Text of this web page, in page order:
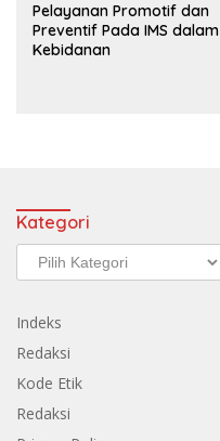
Pelayanan Promotif dan
Preventif Pada IMS dalam
Kebidanan
Kategori
Kategori
Indeks
Redaksi
Kode Etik
Redaksi